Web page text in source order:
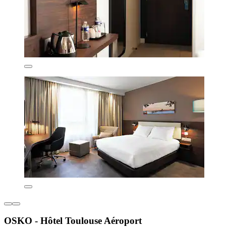
OSKO - Hôtel Toulouse Aéroport